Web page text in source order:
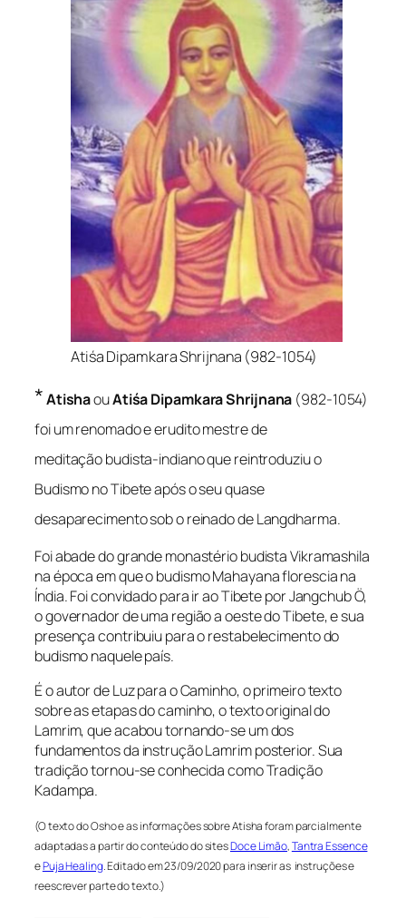
Atiśa Dipamkara Shrijnana (982-1054)
*AtishaouAtiśa Dipamkara Shrijnana (982-1054)
foi um renomado e erudito mestre de
meditação budista-indiano que reintroduziu o
Budismo no Tibete após o seu quase
desaparecimento sob o reinado de Langdharma.
Foi abade do grande monastério budista Vikramashila
na época em que o budismo Mahayana florescia na
Índia. Foi convidado para ir ao Tibete por Jangchub Ö,
o governador de uma região a oeste do Tibete, e sua
presença contribuiu para o restabelecimento do
budismo naquele país.
É o autor de Luz para o Caminho, o primeiro texto
sobre as etapas do caminho, o texto original do
Lamrim, que acabou tornando-se um dos
fundamentos da instrução Lamrim posterior. Sua
tradição tornou-se conhecida como Tradição
Kadampa.
(O texto do Osho e as informações sobre Atisha foram parcialmente
adaptadas a partir do conteúdo do sitesDoce Limão,Tantra Essence
ePuja Healing. Editado em 23/09/2020 para inserir as instruções e
reescrever parte do texto.)